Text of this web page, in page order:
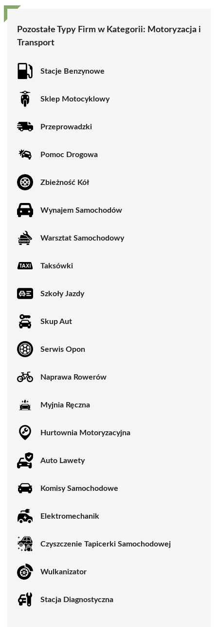
Pozostałe Typy Firm w Kategorii: Motoryzacja i
Transport
Stacje Benzynowe
Sklep Motocyklowy
Przeprowadzki
Pomoc Drogowa
Zbieżność Kół
Wynajem Samochodów
Warsztat Samochodowy
Taksówki
Szkoły Jazdy
Skup Aut
Serwis Opon
Naprawa Rowerów
Myjnia Ręczna
Hurtownia Motoryzacyjna
Auto Lawety
Komisy Samochodowe
Elektromechanik
Czyszczenie Tapicerki Samochodowej
Wulkanizator
Stacja Diagnostyczna